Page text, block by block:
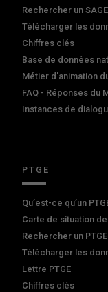
Rechercher un SAGE
Télécharger les
Chiffres clés
Base de données
Métier d'animation
FAQ - Réponses du
Instances de
PTGE
Qu’est-ce qu’un
Carte de situation
Rechercher un PTGE
Télécharger les
Lettre PTGE
Chiffres clés